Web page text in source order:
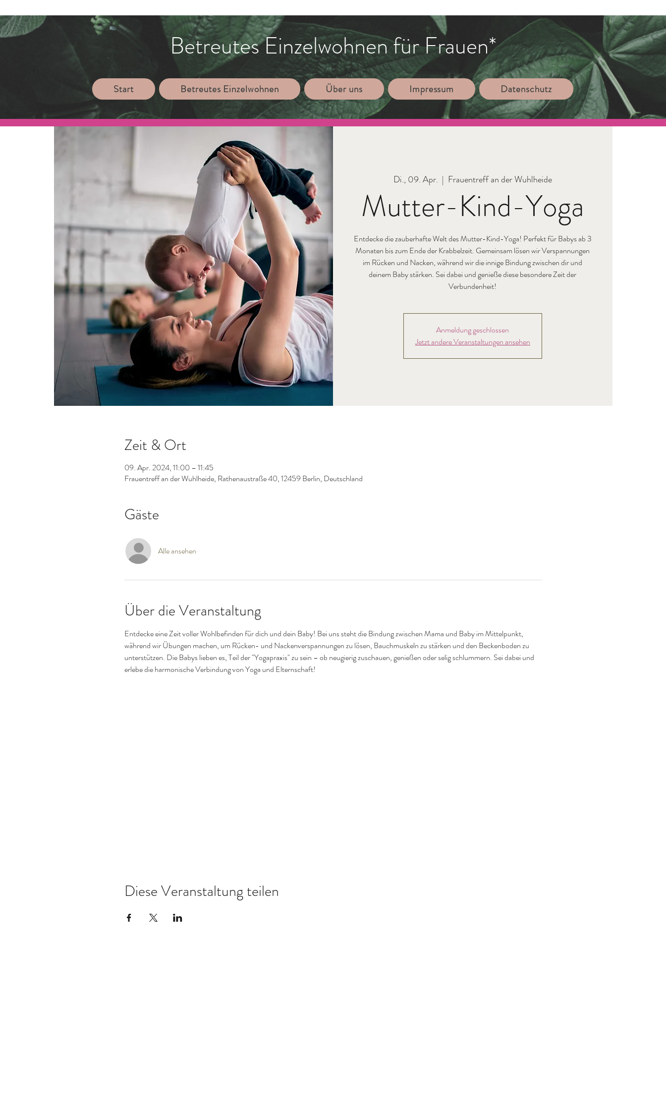
Betreutes Einzelwohnen für Frauen*
Start Betreutes Einzelwohnen Über uns Impressum Datenschutz
Di., 09. Apr.
  |
Frauentreff an der Wuhlheide
Mutter-Kind-Yoga
Entdecke die zauberhafte Welt des Mutter-Kind-Yoga! Perfekt für Babys ab 3
Monaten bis zum Ende der Krabbelzeit. Gemeinsam lösen wir Verspannungen
im Rücken und Nacken, während wir die innige Bindung zwischen dir und
deinem Baby stärken. Sei dabei und genieße diese besondere Zeit der
Verbundenheit!
Anmeldung geschlossen
Jetzt andere Veranstaltungen ansehen
Zeit & Ort
09. Apr. 2024, 11:00 – 11:45
Frauentreff an der Wuhlheide, Rathenaustraße 40, 12459 Berlin, Deutschland
Gäste
Alle ansehen
Über die Veranstaltung
Entdecke eine Zeit voller Wohlbefinden für dich und dein Baby! Bei uns steht die Bindung zwischen Mama und Baby im Mittelpunkt,
während wir Übungen machen, um Rücken- und Nackenverspannungen zu lösen, Bauchmuskeln zu stärken und den Beckenboden zu
unterstützen. Die Babys lieben es, Teil der "Yogapraxis" zu sein – ob neugierig zuschauen, genießen oder selig schlummern. Sei dabei und
erlebe die harmonische Verbindung von Yoga und Elternschaft!
Diese Veranstaltung teilen